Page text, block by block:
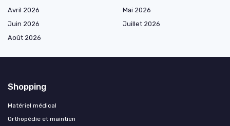
Avril 2026
Mai 2026
Juin 2026
Juillet 2026
Août 2026
Shopping
Matériel médical
Orthopédie et maintien